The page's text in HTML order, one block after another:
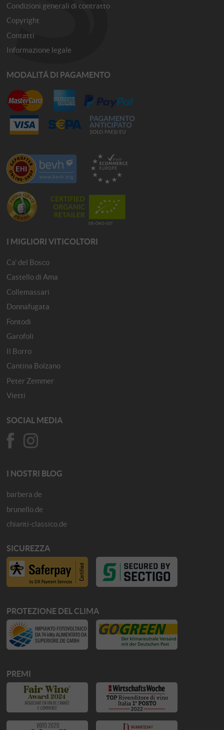
Condizioni generali di contratto
Copyright
Contatti
Informazione legale
MODALITÁ DI PAGAMENTO
I MIGLIORI VITICOLTORI
Ca' del Bosco
Castello di Ama
Collemassari
Donnafugata
Fontodi
Garofoli
Il Borro
Cantina Bolzano
Peter Zemmer
Vietti
SOCIAL MEDIA
I NOSTRI BLOG
barbera.de
brunello.de
chianti-classico.de
SICUREZZA
PROTEZIONE DEL CLIMA
PREMI